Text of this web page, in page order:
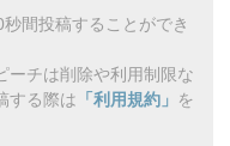
間投稿することができ
チは削除や利用制限な
する際は 「利用規約」 を